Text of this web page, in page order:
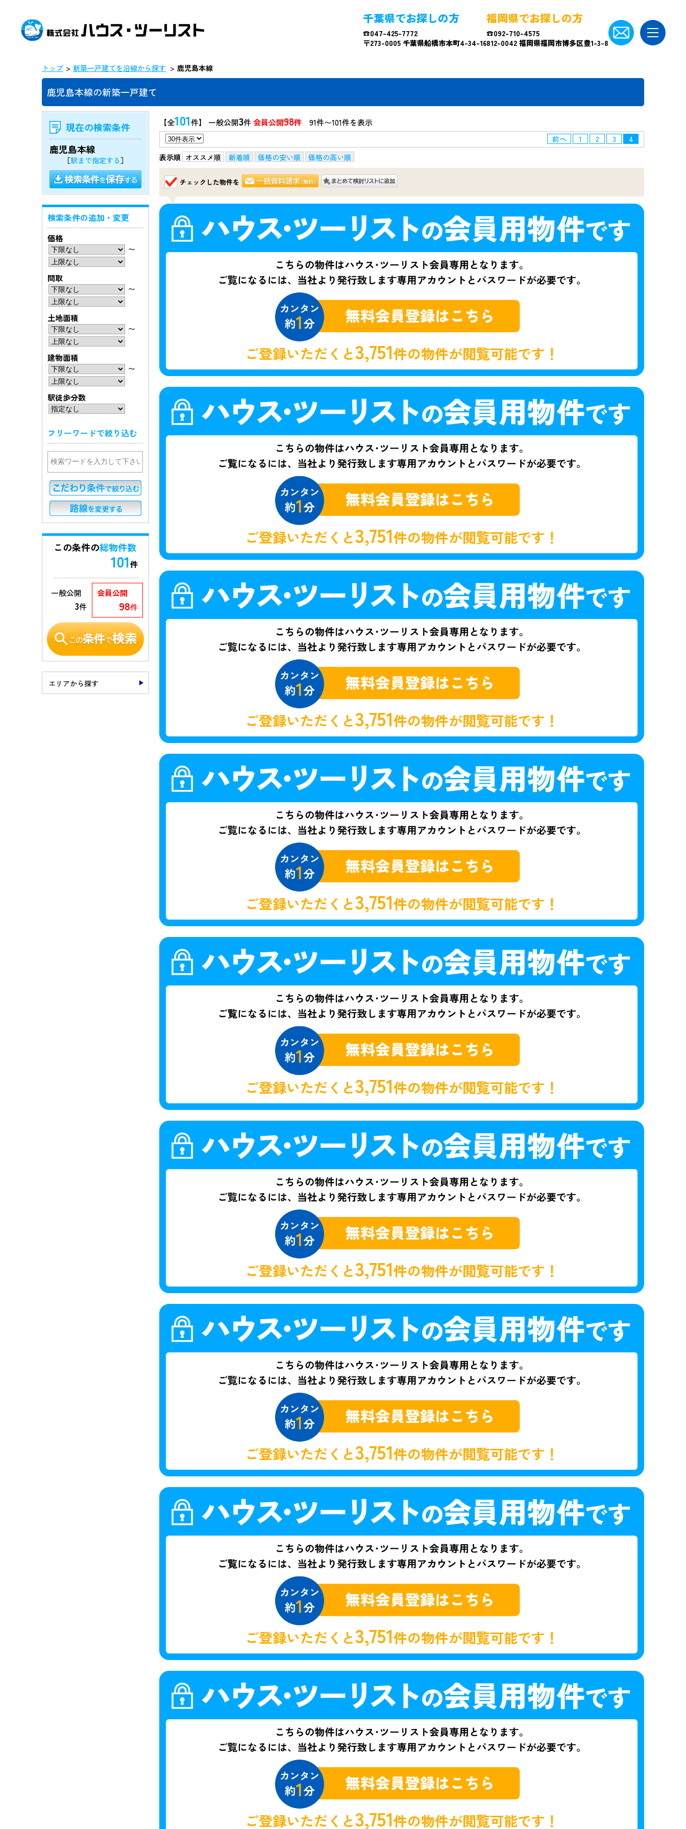
千葉県でお探しの方
☎047-425-7772
〒273-0005 千葉県船橋市本町4-34-16
福岡県でお探しの方
☎092-710-4575
812-0042 福岡県福岡市博多区豊1-3-8
トップ 新築一戸建てを沿線から探す 鹿児島本線
鹿児島本線の新築一戸建て
【全101件】 一般公開3件会員公開98件 91件〜101件を表示
前へ 1 2 3
4
表示順 オススメ順 新着順 価格の安い順 価格の高い順
チェックした物件を
ご登録いただくと3,751件の物件が閲覧可能です！
ご登録いただくと3,751件の物件が閲覧可能です！
ご登録いただくと3,751件の物件が閲覧可能です！
ご登録いただくと3,751件の物件が閲覧可能です！
ご登録いただくと3,751件の物件が閲覧可能です！
ご登録いただくと3,751件の物件が閲覧可能です！
ご登録いただくと3,751件の物件が閲覧可能です！
ご登録いただくと3,751件の物件が閲覧可能です！
ご登録いただくと3,751件の物件が閲覧可能です！
現在の検索条件
鹿児島本線
［駅まで指定する］
検索条件の追加・変更
価格
〜
間取
〜
土地面積
〜
建物面積
〜
駅徒歩分数
フリーワードで絞り込む
この条件の総物件数
101件
会員公開
98件
一般公開
3件
エリアから探す